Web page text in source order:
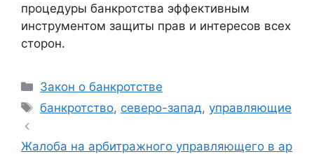
процедуры банкротства эффективным
инструментом защиты прав и интересов всех
сторон.
Рубрики
Закон о банкротстве
Метки
банкротство, северо-запад,управляющие
Жалоба на арбитражного управляющего в ар